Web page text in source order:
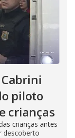
piloto
crianças
crianças antes
descoberto